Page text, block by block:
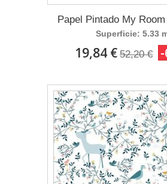
Papel Pintado My
Superficie: 5.33
19,84 € 52,20 €